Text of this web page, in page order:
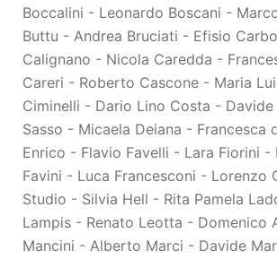
Boccalini - Leonardo Boscani -
Buttu - Andrea Bruciati - Efisio
Calignano - Nicola Caredda -
Careri - Roberto Cascone - Maria
Ciminelli - Dario Lino Costa - Davide
Sasso - Micaela Deiana - Francesca
Enrico - Flavio Favelli - Lara Fiorini -
Favini - Luca Francesconi - Lorenzo
Studio - Silvia Hell - Rita Pamela
Lampis - Renato Leotta - Domenico
Mancini - Alberto Marci - Davide